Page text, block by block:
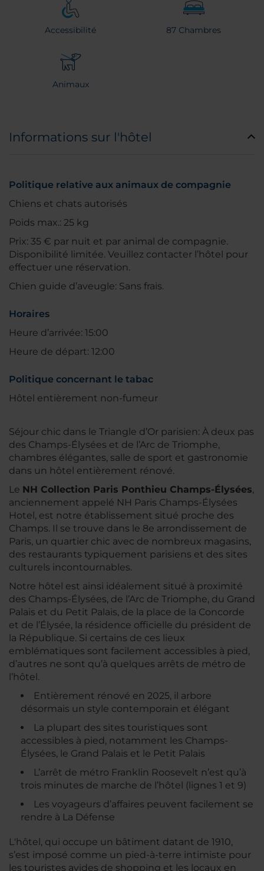
Accessibilité 87 Chambres
Animaux
Informations sur l'hôtel
Politique relative aux animaux de compagnie
Chiens et chats autorisés
Poids max.: 25 kg
Prix: 35 € par nuit et par animal de compagnie.
Disponibilité limitée. Veuillez contacter l’hôtel pour
effectuer une réservation.
Chien guide d’aveugle: Sans frais.
Horaires
Heure d’arrivée: 15:00
Heure de départ: 12:00
Politique concernant le tabac
Hôtel entièrement non-fumeur
Séjour chic dans le Triangle d’Or parisien: À deux pas
des Champs-Élysées et de l’Arc de Triomphe,
chambres élégantes, salle de sport et gastronomie
dans un hôtel entièrement rénové.
Le NH Collection Paris Ponthieu Champs-Élysées,
anciennement appelé NH Paris Champs-Élysées
Hotel, est notre établissement situé proche des
Champs. Il se trouve dans le 8e arrondissement de
Paris, un quartier chic avec de nombreux magasins,
des restaurants typiquement parisiens et des sites
culturels incontournables.
Notre hôtel est ainsi idéalement situé à proximité
des Champs-Élysées, de l’Arc de Triomphe, du Grand
Palais et du Petit Palais, de la place de la Concorde
et de l’Élysée, la résidence officielle du président de
la République. Si certains de ces lieux
emblématiques sont facilement accessibles à pied,
d’autres ne sont qu’à quelques arrêts de métro de
l’hôtel.
Entièrement rénové en 2025, il arbore
désormais un style contemporain et élégant
La plupart des sites touristiques sont
accessibles à pied, notamment les Champs-
Élysées, le Grand Palais et le Petit Palais
L’arrêt de métro Franklin Roosevelt n’est qu’à
trois minutes de marche de l’hôtel (lignes 1 et 9)
Les voyageurs d’affaires peuvent facilement se
rendre à La Défense
L'hôtel, qui occupe un bâtiment datant de 1910,
s’est imposé comme un pied-à-terre intimiste pour
les touristes avides de shopping et les locaux en